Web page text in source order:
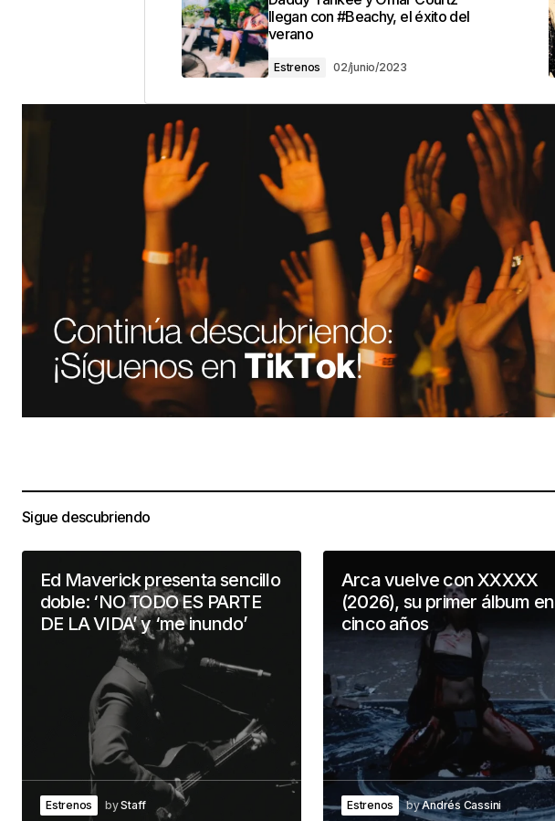
llegan con #Beachy, el éxito del
verano
Estrenos 02/junio/2023
Sigue descubriendo
Ed Maverick presenta sencillo
doble: ‘NO TODO ES PARTE
DE LA VIDA’ y ‘me inundo’
Estrenos byStaff
Arca vuelve con XXXXX
(2026), su primer álbum en
cinco años
Estrenos byAndrés Cassini